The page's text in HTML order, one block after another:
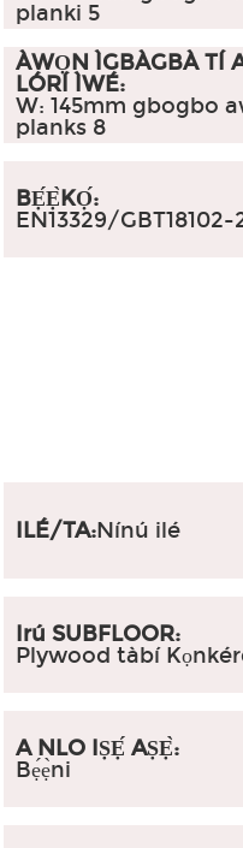
planki 5
ÀWỌN ÌGBÀGBÀ TÍ
LÓRÍ ÌWÉ:
W: 145mm gbogbo
planks 8
BẸ́Ẹ̀KỌ́:
EN13329/GBT18102-
ILÉ/TA:Nínú ilé
Irú SUBFLOOR:
Plywood tàbí
A NLO IṢẸ́ AṢẸ̀:
Bẹ́ẹ̀ni